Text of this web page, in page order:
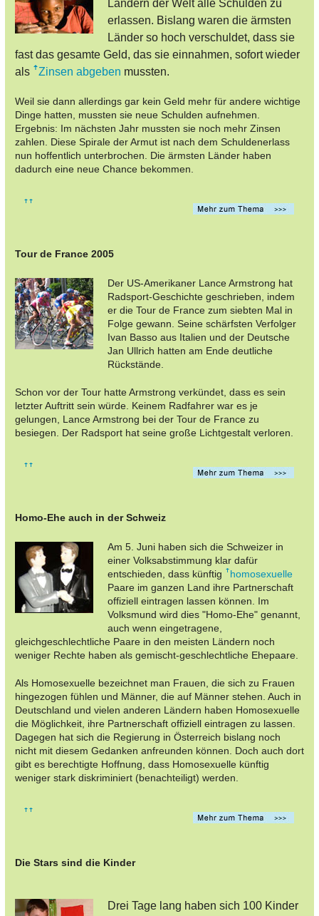
Ländern der Welt alle Schulden zu
erlassen. Bislang waren die ärmsten
Länder so hoch verschuldet, dass sie
fast das gesamte Geld, das sie einnahmen, sofort wieder
als
Zinsen abgeben mussten.
Weil sie dann allerdings gar kein Geld mehr für andere wichtige
Dinge hatten, mussten sie neue Schulden aufnehmen.
Ergebnis: Im nächsten Jahr mussten sie noch mehr Zinsen
zahlen. Diese Spirale der Armut ist nach dem Schuldenerlass
nun hoffentlich unterbrochen. Die ärmsten Länder haben
dadurch eine neue Chance bekommen.
Tour de France 2005
Der US-Amerikaner Lance Armstrong hat
Radsport-Geschichte geschrieben, indem
er die Tour de France zum siebten Mal in
Folge gewann. Seine schärfsten Verfolger
Ivan Basso aus Italien und der Deutsche
Jan Ullrich hatten am Ende deutliche
Rückstände.
Schon vor der Tour hatte Armstrong verkündet, dass es sein
letzter Auftritt sein würde. Keinem Radfahrer war es je
gelungen, Lance Armstrong bei der Tour de France zu
besiegen. Der Radsport hat seine große Lichtgestalt verloren.
Homo-Ehe auch in der Schweiz
Am 5. Juni haben sich die Schweizer in
einer Volksabstimmung klar dafür
entschieden, dass künftig
homosexuelle
Paare im ganzen Land ihre Partnerschaft
offiziell eintragen lassen können. Im
Volksmund wird dies "Homo-Ehe" genannt,
auch wenn eingetragene,
gleichgeschlechtliche Paare in den meisten Ländern noch
weniger Rechte haben als gemischt-geschlechtliche Ehepaare.
Als Homosexuelle bezeichnet man Frauen, die sich zu Frauen
hingezogen fühlen und Männer, die auf Männer stehen. Auch in
Deutschland und vielen anderen Ländern haben Homosexuelle
die Möglichkeit, ihre Partnerschaft offiziell eintragen zu lassen.
Dagegen hat sich die Regierung in Österreich bislang noch
nicht mit diesem Gedanken anfreunden können. Doch auch dort
gibt es berechtigte Hoffnung, dass Homosexuelle künftig
weniger stark diskriminiert (benachteiligt) werden.
Die Stars sind die Kinder
Drei Tage lang haben sich 100 Kinder